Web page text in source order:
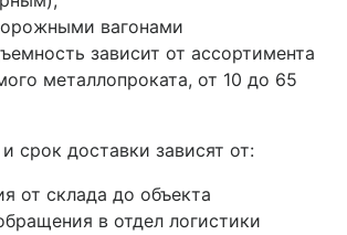
вагонами
зависит от ассортимента
металлопроката, от 10 до 65
срок доставки зависят от:
от склада до объекта
в отдел логистики